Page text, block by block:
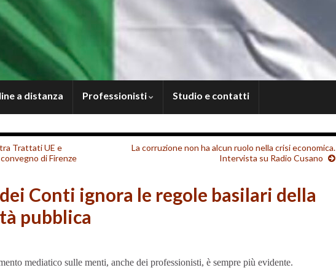
a distanza Professionisti Studio e contatti
Trattati UE e
di Firenze
La corruzione non ha alcun ruolo nella crisi economica.
Intervista su Radio Cusano
Conti ignora le regole basilari della
pubblica
mediatico sulle menti, anche dei professionisti, è sempre più evidente.